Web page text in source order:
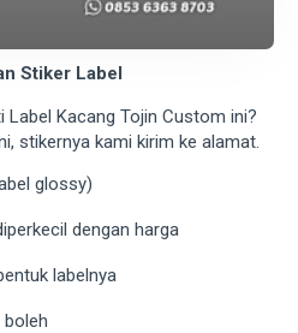
Stiker Label
Kacang Tojin Custom ini?
stikernya kami kirim ke alamat.
glossy)
dengan harga
labelnya
boleh